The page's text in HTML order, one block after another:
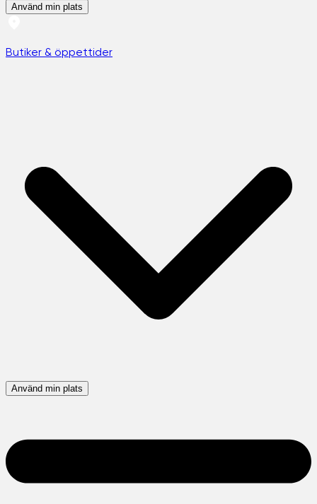
Använd min plats
Butiker & öppettider
Använd min plats